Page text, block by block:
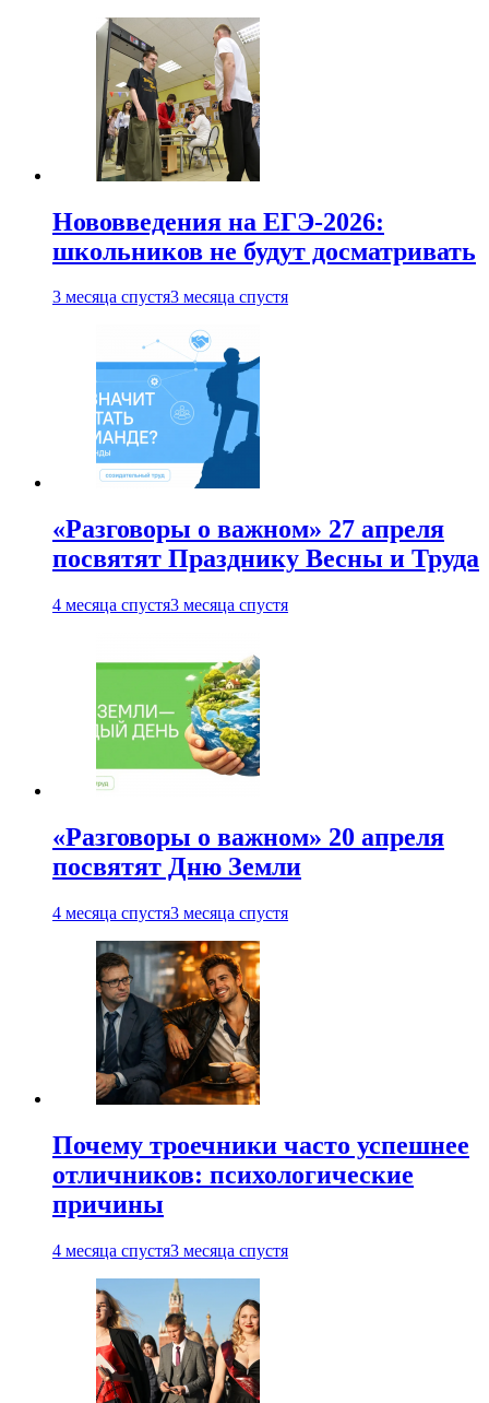
Нововведения на ЕГЭ-2026:
школьников не будут досматривать
3 месяца спустя3 месяца спустя
«Разговоры о важном» 27 апреля
посвятят Празднику Весны и Труда
4 месяца спустя3 месяца спустя
«Разговоры о важном» 20 апреля
посвятят Дню Земли
4 месяца спустя3 месяца спустя
Почему троечники часто успешнее
отличников: психологические
причины
4 месяца спустя3 месяца спустя